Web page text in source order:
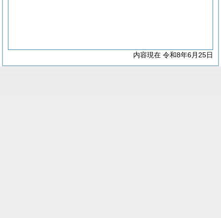
内容現在 令和8年6月25日